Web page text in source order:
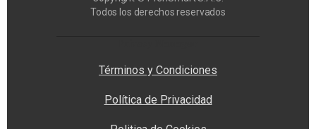
Todos los derechos reservados
Términos y Condiciones
Política de Privacidad